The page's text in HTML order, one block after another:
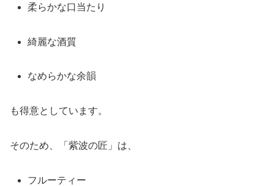
柔らかな口当たり
綺麗な酒質
なめらかな余韻
も得意としています。
そのため、「紫波の匠」は、
フルーティー